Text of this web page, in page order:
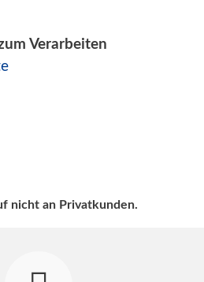
Verarbeiten
nicht an Privatkunden.